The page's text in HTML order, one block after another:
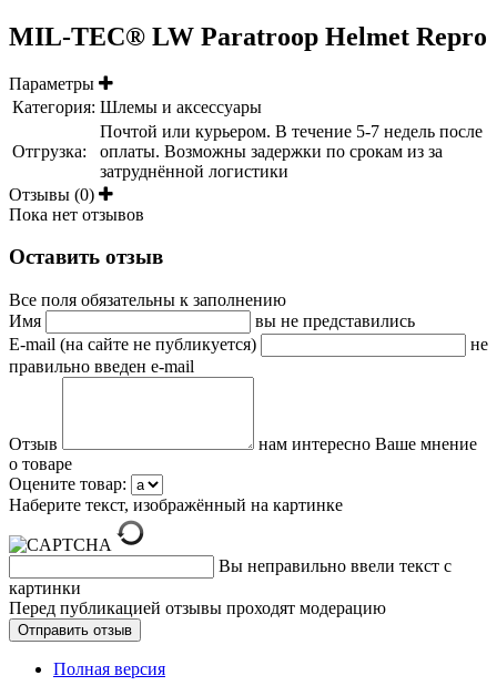
MIL-TEC® LW Paratroop Helmet Repro
Параметры
Категория: Шлемы и аксессуары
Отгрузка:
Почтой или курьером. В течение 5-7 недель после
оплаты. Возможны задержки по срокам из за
затруднённой логистики
Отзывы (0)
Пока нет отзывов
Оставить отзыв
Все поля обязательны к заполнению
Имя
вы не представились
E-mail (на сайте не публикуется)
не
правильно введен e-mail
Отзыв
нам интересно Ваше мнение
о товаре
Оцените товар:
Наберите текст, изображённый на картинке
Вы неправильно ввели текст с
картинки
Перед публикацией отзывы проходят модерацию
Полная версия